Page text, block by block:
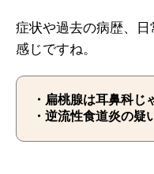
症状や過去の病歴、
感じですね。
・扁桃腺は耳鼻科じ
・逆流性食道炎の疑